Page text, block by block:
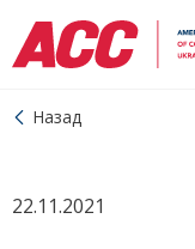
Назад
22.11.2021